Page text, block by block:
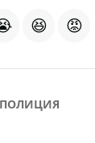
😆 😡
ПОЛИЦИЯ